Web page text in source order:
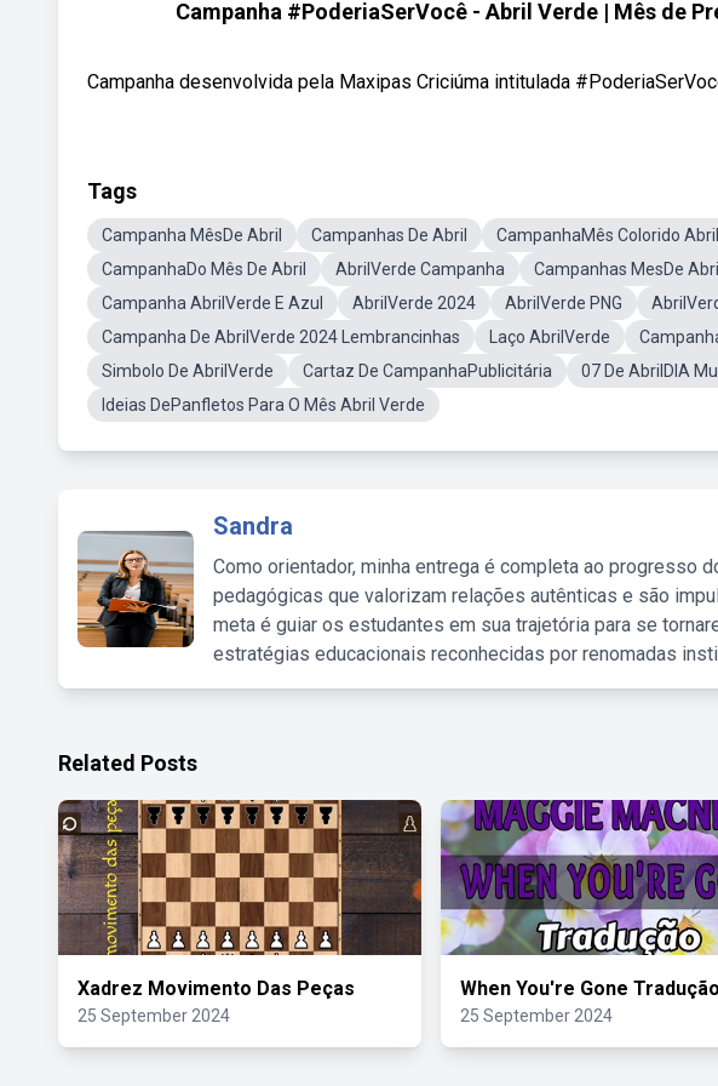
Campanha #PoderiaSerVocê - Abril Verde | Mês de
Campanha desenvolvida pela Maxipas Criciúma intitulada
Tags
Campanha MêsDe Abril Campanhas De Abril CampanhaMês Colorido Abril
CampanhaDo Mês De Abril
AbrilVerde Campanha Campanhas MesDe Abril
Campanha AbrilVerde E Azul
AbrilVerde 2024 AbrilVerde PNG
Campanha De AbrilVerde 2024 Lembrancinhas
Laço AbrilVerde
Simbolo De AbrilVerde
Cartaz De CampanhaPublicitária
07 De AbrilDIA
Ideias DePanfletos Para O Mês Abril Verde
Sandra
Como orientador, minha entrega é completa ao progresso
pedagógicas que valorizam relações autênticas e são
meta é guiar os estudantes em sua trajetória para se
estratégias educacionais reconhecidas por renomadas
Related Posts
Xadrez Movimento Das Peças
25 September 2024
When You're Gone Tradução
25 September 2024